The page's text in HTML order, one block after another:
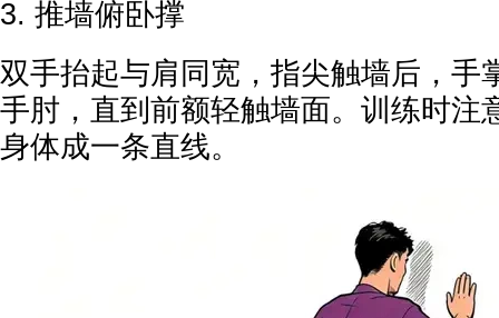
3. 推墙俯卧撑
双手抬起与肩同宽，指尖触墙后，手
手肘，直到前额轻触墙面。训练时注
身体成一条直线。